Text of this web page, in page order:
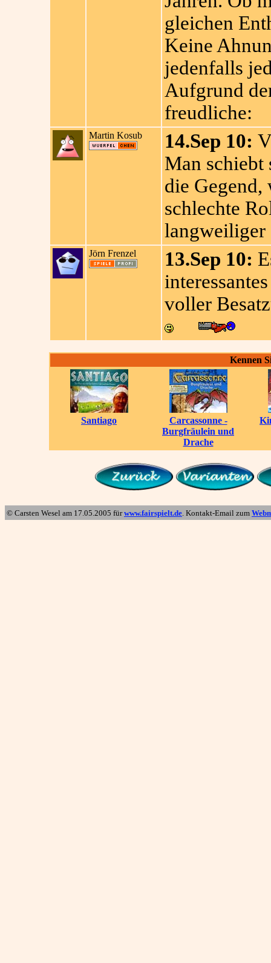
gleichen
Keine
jedenfalls
Aufgrund
freudliche:
Martin Kosub 14.Sep 10:
Man schiebt
die Gegend,
schlechte
langweiliger
Jörn Frenzel 13.Sep 10:
voller
Kennen
Santiago
Carcassonne -
Burgfräulein und
Drache
© Carsten Wesel am 17.05.2005 fürwww.fairspielt.de. Kontakt-Email zum